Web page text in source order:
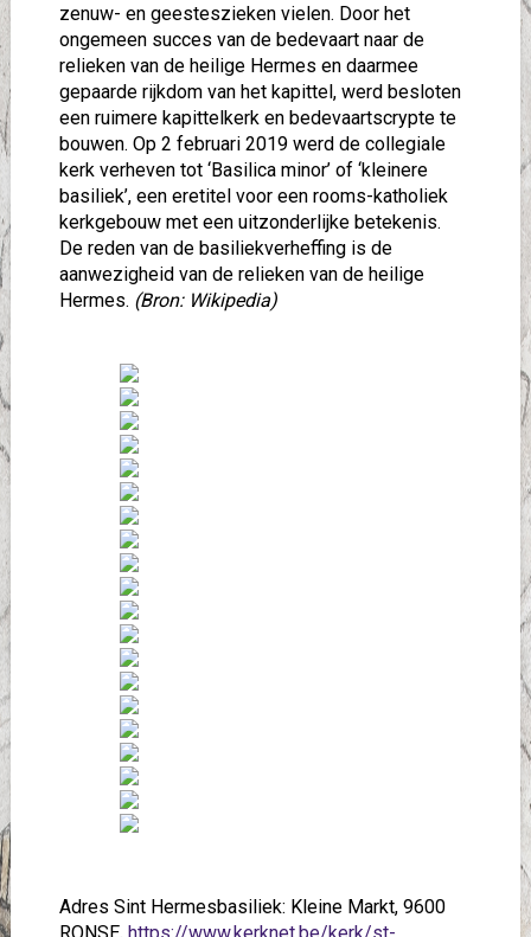
zenuw- en geesteszieken vielen. Door het
ongemeen succes van de bedevaart naar de
relieken van de heilige Hermes en daarmee
gepaarde rijkdom van het kapittel, werd besloten
een ruimere kapittelkerk en bedevaartscrypte te
bouwen. Op 2 februari 2019 werd de collegiale
kerk verheven tot ‘Basilica minor’ of ‘kleinere
basiliek’, een eretitel voor een rooms-katholiek
kerkgebouw met een uitzonderlijke betekenis.
De reden van de basiliekverheffing is de
aanwezigheid van de relieken van de heilige
Hermes. (Bron: Wikipedia)
Adres Sint Hermesbasiliek: Kleine Markt, 9600